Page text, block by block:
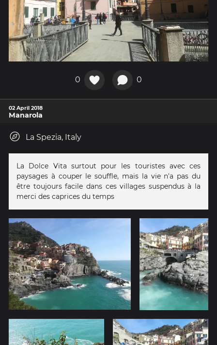
0 0
02 April 2018
Manarola
La Spezia, Italy
La Dolce Vita surtout pour les touristes avec ces
paysages à couper le souffle, mais la vie n'a pas du
être toujours facile dans ces villages suspendus à la
merci des caprices du temps